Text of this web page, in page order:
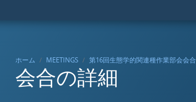
ホーム MEETINGS 第16回生態学的関連種作業部会会合
会合の詳細